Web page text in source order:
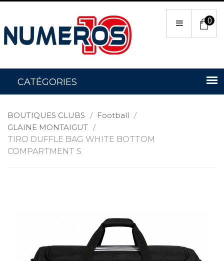
0
BOUTIQUES CLUBS / Football /
GLAINE MONTAIGUT /
TIRO DUFFLE BAG WHITE BOTTOM
COMPARTMENT S